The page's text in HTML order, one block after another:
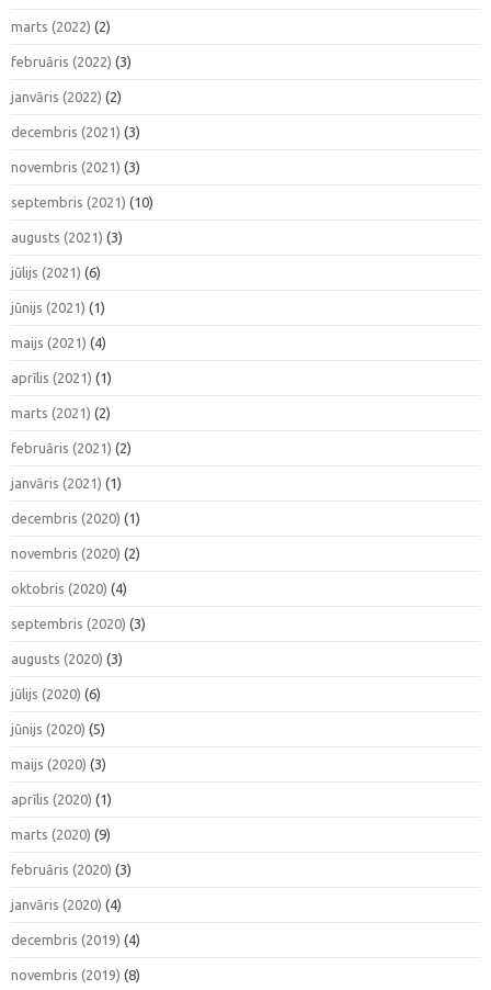
marts (2022) (2)
februāris (2022) (3)
janvāris (2022) (2)
decembris (2021) (3)
novembris (2021) (3)
septembris (2021) (10)
augusts (2021) (3)
jūlijs (2021) (6)
jūnijs (2021) (1)
maijs (2021) (4)
aprīlis (2021) (1)
marts (2021) (2)
februāris (2021) (2)
janvāris (2021) (1)
decembris (2020) (1)
novembris (2020) (2)
oktobris (2020) (4)
septembris (2020) (3)
augusts (2020) (3)
jūlijs (2020) (6)
jūnijs (2020) (5)
maijs (2020) (3)
aprīlis (2020) (1)
marts (2020) (9)
februāris (2020) (3)
janvāris (2020) (4)
decembris (2019) (4)
novembris (2019) (8)